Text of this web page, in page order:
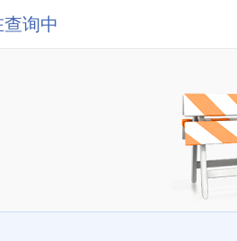
查询中